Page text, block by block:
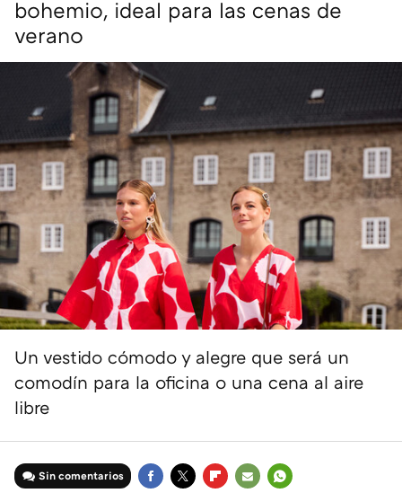
bohemio, ideal para las cenas de
verano
Un vestido cómodo y alegre que será un
comodín para la oficina o una cena al aire
libre
Sin comentarios